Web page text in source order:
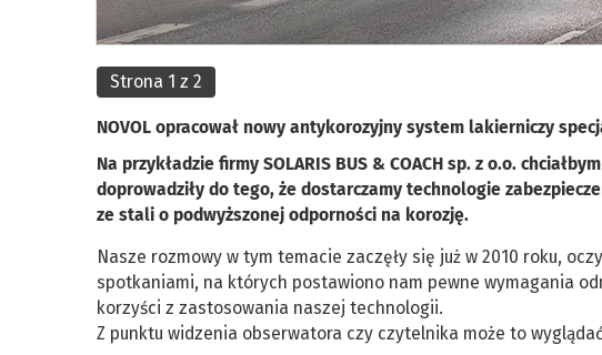
Strona 1 z 2
NOVOL opracował nowy antykorozyjny system lakierniczy
Na przykładzie firmy SOLARIS BUS & COACH sp. z o.o.
doprowadziły do tego, że dostarczamy technologie
ze stali o podwyższonej odporności na korozję.
Nasze rozmowy w tym temacie zaczęły się już w 2010 roku,
spotkaniami, na których postawiono nam pewne wymagania
korzyści z zastosowania naszej technologii.
Z punktu widzenia obserwatora czy czytelnika może to